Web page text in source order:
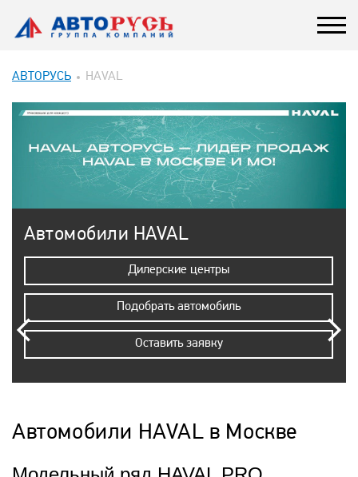
АВТОРУСЬ HAVAL
Автомобили HAVAL
Дилерские центры
Подобрать автомобиль
Оставить заявку
Автомобили HAVAL в Москве